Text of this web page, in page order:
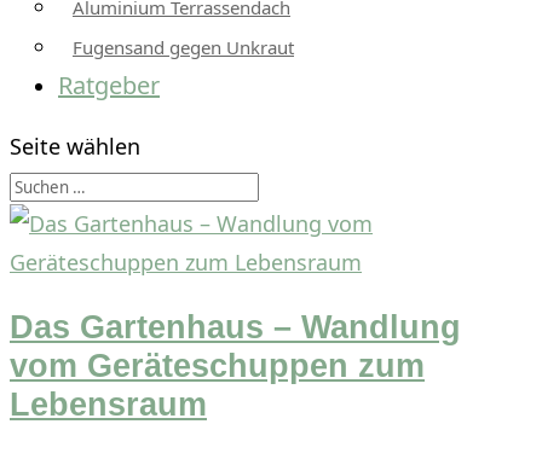
Aluminium Terrassendach
Fugensand gegen Unkraut
Ratgeber
Seite wählen
Das Gartenhaus – Wandlung
vom Geräteschuppen zum
Lebensraum